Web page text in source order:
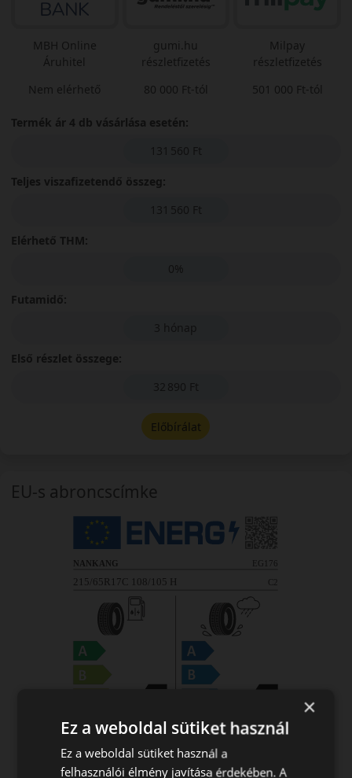
MBH Online
Áruhitel
Nem elérhető
gumi.hu
részletfizetés
80 000 Ft-tól
Milpay
részletfizetés
501 000 Ft-tól
Termék ár 4 db vásárlása esetén:
131 560 Ft
Teljes viszafizetendő összeg:
131 560 Ft
Elérhető THM:
0%
Futamidő:
3 hónap
Első részlet összege:
32 890 Ft
Előbírálat
EU-s abroncscímke
×
Ez a weboldal sütiket használ
Ez a weboldal sütiket használ a
felhasználói élmény javítása érdekében. A